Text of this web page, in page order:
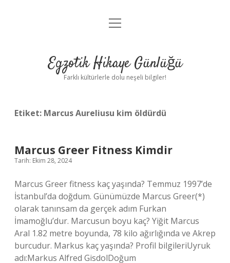
Anasayfa
Yasal Uyarı
menüyü
Egzotik Hikaye Günlüğü
Farklı kültürlerle dolu neşeli bilgiler!
Etiket: Marcus Aureliusu kim öldürdü
Marcus Greer Fitness Kimdir
Tarih: Ekim 28, 2024
Marcus Greer fitness kaç yaşında? Temmuz 1997’de
İstanbul’da doğdum. Günümüzde Marcus Greer(*)
olarak tanınsam da gerçek adım Furkan
İmamoğlu’dur. Marcusun boyu kaç? Yiğit Marcus
Aral 1.82 metre boyunda, 78 kilo ağırlığında ve Akrep
burcudur. Markus kaç yaşında? Profil bilgileriUyruk
adı:Markus Alfred GisdolDoğum